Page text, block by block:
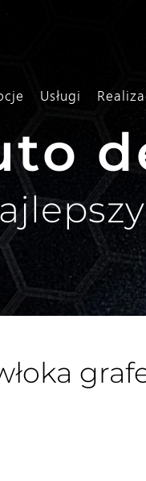
Usługi